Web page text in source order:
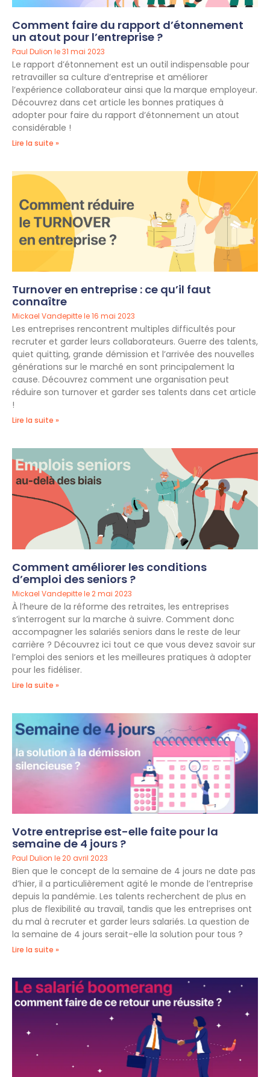
Comment faire du rapport d’étonnement
un atout pour l’entreprise ?
Paul Dulion 31 mai 2023
Le rapport d’étonnement est un outil indispensable pour
retravailler sa culture d’entreprise et améliorer
l’expérience collaborateur ainsi que la marque employeur.
Découvrez dans cet article les bonnes pratiques à
adopter pour faire du rapport d’étonnement un atout
considérable !
Lire la suite »
Turnover en entreprise : ce qu’il faut
connaître
Mickael Vandepitte 16 mai 2023
Les entreprises rencontrent multiples difficultés pour
recruter et garder leurs collaborateurs. Guerre des talents,
quiet quitting, grande démission et l’arrivée des nouvelles
générations sur le marché en sont principalement la
cause. Découvrez comment une organisation peut
réduire son turnover et garder ses talents dans cet article
!
Lire la suite »
Comment améliorer les conditions
d’emploi des seniors ?
Mickael Vandepitte 2 mai 2023
À l’heure de la réforme des retraites, les entreprises
s’interrogent sur la marche à suivre. Comment donc
accompagner les salariés seniors dans le reste de leur
carrière ? Découvrez ici tout ce que vous devez savoir sur
l’emploi des seniors et les meilleures pratiques à adopter
pour les fidéliser.
Lire la suite »
Votre entreprise est-elle faite pour la
semaine de 4 jours ?
Paul Dulion 20 avril 2023
Bien que le concept de la semaine de 4 jours ne date pas
d’hier, il a particulièrement agité le monde de l’entreprise
depuis la pandémie. Les talents recherchent de plus en
plus de flexibilité au travail, tandis que les entreprises ont
du mal à recruter et garder leurs salariés. La question de
la semaine de 4 jours serait-elle la solution pour tous ?
Lire la suite »